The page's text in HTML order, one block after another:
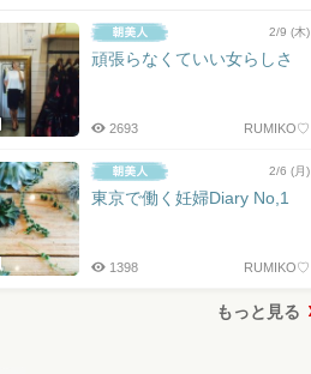
2/9 (木)
頑張らなくていい女らしさ
RUMIKO♡
2693
2/6 (月)
東京で働く妊婦Diary No,1
RUMIKO♡
1398
もっと見る